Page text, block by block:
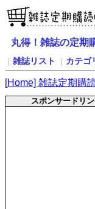
丸得！雑誌の定期
雑誌リスト カテゴ
[Home] 雑誌定期購
スポンサードリ